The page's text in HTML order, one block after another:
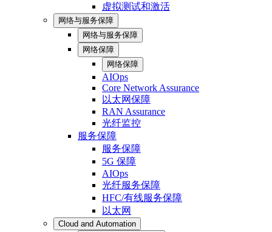
虚拟测试和激活
网络与服务保障
网络与服务保障
网络保障
网络保障
AIOps
Core Network Assurance
以太网保障
RAN Assurance
光纤监控
服务保障
服务保障
5G 保障
AIOps
光纤服务保障
HFC/有线服务保障
以太网
Cloud and Automation